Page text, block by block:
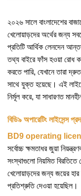
২০২৬ সালে বাংলাদেশের
খেলোয়াড়দের অর্থের জন্য
প্রতিটি আর্থিক লেনদেন
তথ্য বাইরে ফাঁস হওয়া রোধ
করতে পারি, যেখানে তারা
সাথে যুক্ত হয়েছে। এই
নির্মূল করে, যা সাধারণত
বিডি৯ অপারেটিং লাইসেন্স
BD9 operating
সর্বোচ্চ ক্ষমতাধর জুয়া
সংস্থাগুলো নিয়মিত বিরতিতে
খেলোয়াড়দের জন্য জয়ের
প্রতিশ্রুতি দেওয়া হয়েছিল।